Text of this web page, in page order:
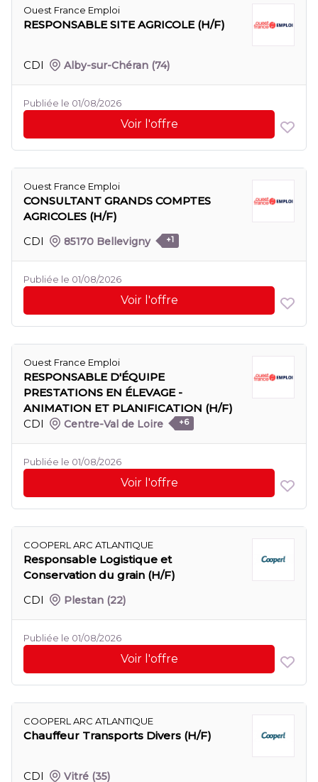
Ouest France Emploi
RESPONSABLE SITE AGRICOLE (H/F)
CDI Alby-sur-Chéran (74)
Publiée le 01/08/2026
Voir l'offre
Ouest France Emploi
CONSULTANT GRANDS COMPTES
AGRICOLES (H/F)
CDI
85170 Bellevigny +1
Publiée le 01/08/2026
Voir l'offre
Ouest France Emploi
RESPONSABLE D'ÉQUIPE
PRESTATIONS EN ÉLEVAGE -
ANIMATION ET PLANIFICATION (H/F)
CDI
Centre-Val de Loire +6
Publiée le 01/08/2026
Voir l'offre
COOPERL ARC ATLANTIQUE
Responsable Logistique et
Conservation du grain (H/F)
CDI
Plestan (22)
Publiée le 01/08/2026
Voir l'offre
COOPERL ARC ATLANTIQUE
Chauffeur Transports Divers (H/F)
CDI Vitré (35)